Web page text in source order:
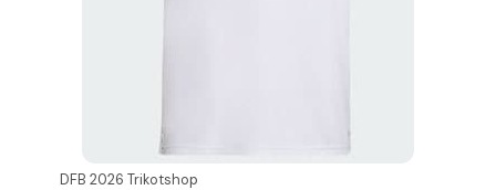
DFB 2026 Trikotshop